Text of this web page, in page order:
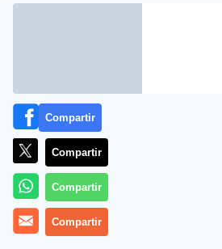
Más información
Compartir
Compartir
Compartir
Compartir